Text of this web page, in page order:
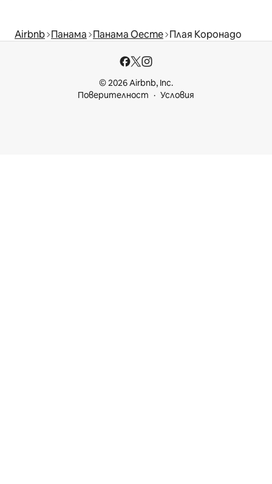
Airbnb Панама Панама Оесте Плая Коронадо
© 2026 Airbnb, Inc.
Поверителност
Условия